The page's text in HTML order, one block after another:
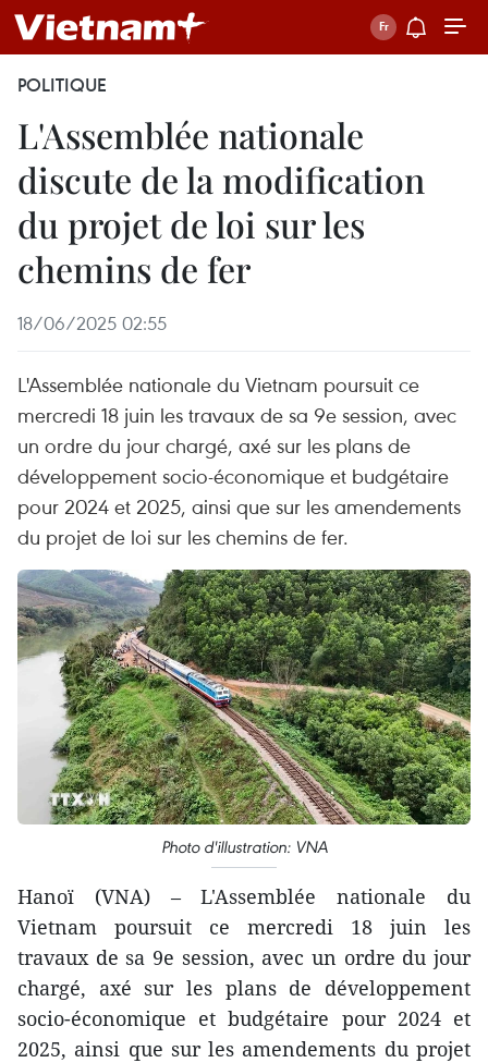
POLITIQUE
L'Assemblée nationale
discute de la modification
du projet de loi sur les
chemins de fer
18/06/2025 02:55
L'Assemblée nationale du Vietnam poursuit ce
mercredi 18 juin les travaux de sa 9e session, avec
un ordre du jour chargé, axé sur les plans de
développement socio-économique et budgétaire
pour 2024 et 2025, ainsi que sur les amendements
du projet de loi sur les chemins de fer.
Photo d'illustration: VNA
Hanoï (VNA) – L'Assemblée nationale du
Vietnam poursuit ce mercredi 18 juin les
travaux de sa 9e session, avec un ordre du jour
chargé, axé sur les plans de développement
socio-économique et budgétaire pour 2024 et
2025, ainsi que sur les amendements du projet